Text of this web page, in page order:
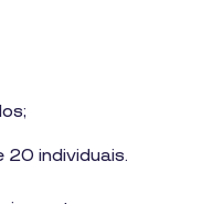
individuais.